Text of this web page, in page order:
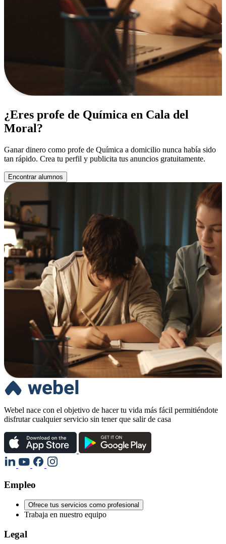
¿Eres profe de Química en Cala del
Moral?
Ganar dinero como profe de Química a domicilio nunca había sido
tan rápido. Crea tu perfil y publicita tus anuncios gratuitamente.
Encontrar alumnos
Webel nace con el objetivo de hacer tu vida más fácil permitiéndote
disfrutar cualquier servicio sin tener que salir de casa
Empleo
Ofrece tus servicios como profesional
Trabaja en nuestro equipo
Legal